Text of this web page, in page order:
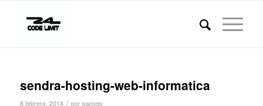
sendra-hosting-web-informatica
8 febrero, 2014 / por pacogp